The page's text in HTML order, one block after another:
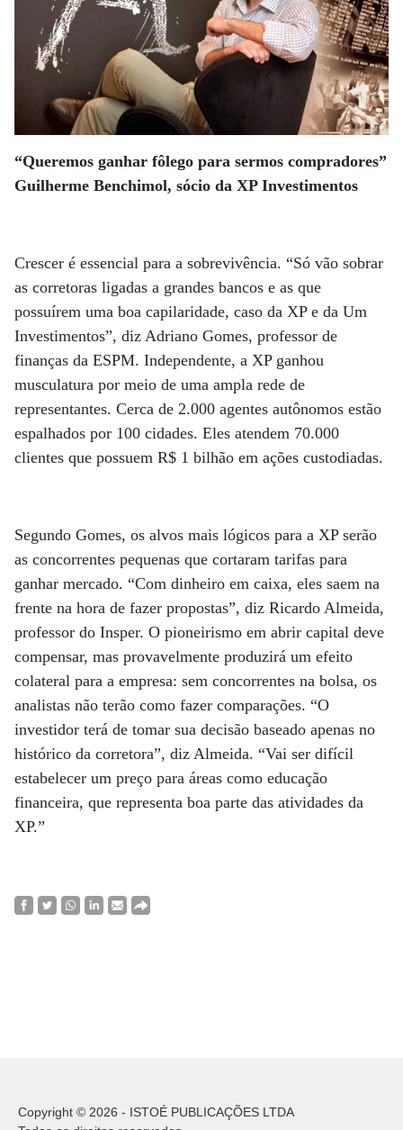
“Queremos ganhar fôlego para sermos compradores”
Guilherme Benchimol, sócio da XP Investimentos
Crescer é essencial para a sobrevivência. “Só vão sobrar
as corretoras ligadas a grandes bancos e as que
possuírem uma boa capilaridade, caso da XP e da Um
Investimentos”, diz Adriano Gomes, professor de
finanças da ESPM. Independente, a XP ganhou
musculatura por meio de uma ampla rede de
representantes. Cerca de 2.000 agentes autônomos estão
espalhados por 100 cidades. Eles atendem 70.000
clientes que possuem R$ 1 bilhão em ações custodiadas.
Segundo Gomes, os alvos mais lógicos para a XP serão
as concorrentes pequenas que cortaram tarifas para
ganhar mercado. “Com dinheiro em caixa, eles saem na
frente na hora de fazer propostas”, diz Ricardo Almeida,
professor do Insper. O pioneirismo em abrir capital deve
compensar, mas provavelmente produzirá um efeito
colateral para a empresa: sem concorrentes na bolsa, os
analistas não terão como fazer comparações. “O
investidor terá de tomar sua decisão baseado apenas no
histórico da corretora”, diz Almeida. “Vai ser difícil
estabelecer um preço para áreas como educação
financeira, que representa boa parte das atividades da
XP.”
Copyright © 2026 - ISTOÉ PUBLICAÇÕES LTDA